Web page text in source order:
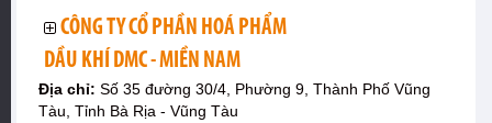
CÔNG TY CỔ PHẦN HOÁ PHẨM
DẦU KHÍ DMC - MIỀN NAM
Địa chỉ: Số 35 đường 30/4, Phường 9, Thành Phố Vũng
Tàu, Tỉnh Bà Rịa - Vũng Tàu